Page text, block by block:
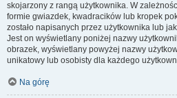
skojarzony z rangą użytkownika. W
formie gwiazdek, kwadracików lub kropek
zostało napisanych przez użytkownika lub
Jest on wyświetlany poniżej nazwy
obrazek, wyświetlany powyżej nazwy
unikatowy lub osobisty dla każdego
Na górę